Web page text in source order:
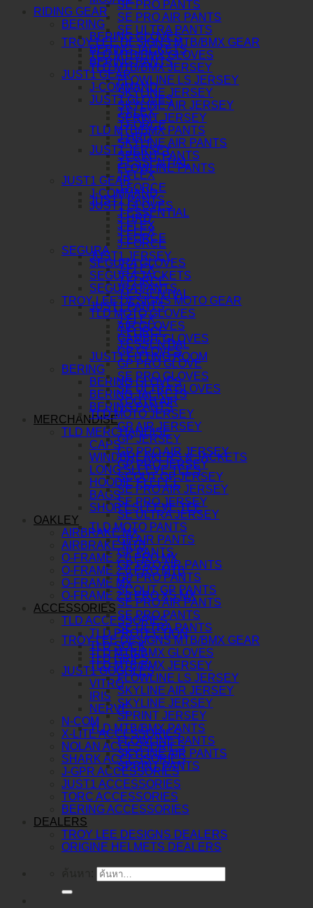
SE PRO PANTS
SE PRO AIR PANTS
SE ULTRA PANTS
TROY LEE DESIGNS MTB/BMX GEAR
TLD MTB/BMX GLOVES
TLD MTB/BMX JERSEY
FLOWLINE LS JERSEY
SKYLINE JERSEY
SKYLINE AIR JERSEY
SPRINT JERSEY
TLD MTB/BMX PANTS
SKYLINE AIR PANTS
SPRINT PANTS
FLOWLINE PANTS
JUST1 GEAR
J-COMMAND
JUST1 GLOVES
J-HRD
J-FLEX
J-FORCE
JUST1 JERSEY
J-FLEX
J-FORCE
J-ESSENTIAL
JUST1 PANTS
J-FLEX
J-FORCE
J-ESSENTIAL
JUST1 FITTING ROOM
BERING
BERING GLOVES
BERING JACKETS
BERING PANTS
MERCHANDISE
TLD MERCHANDISE
CAPS
WINDBREAKERS & JACKETS
LONG SLEEVE TEES
HOODIE FLEECE
BAGS
SHORT SLEEVE TEE
OAKLEY
AIRBRAKE MX
AIRBRAKE MTB
O-FRAME 2.0 PRO MX
O-FRAME 2.0 PRO MTB
O-FRAME MX
O-FRAME 2.0 PRO XS MX
ACCESSORIES
TLD ACCESSORIES
TLD PROTECTION
TLD SOCK
TLD GRIPS
JUST1 GOGGLES
VITRO
IRIS
NERVE
N-COM
X-LITE ACCESSORIES
NOLAN ACCESSORIES
SHARK ACCESSORIES
J-GPR ACCESSORIES
JUST1 ACCESSORIES
TORC ACCESSORIES
BERING ACCESSORIES
DEALERS
TROY LEE DESIGNS DEALERS
ORIGINE HELMETS DEALERS
RIDING GEAR
BERING
BERING GLOVES
BERING JACKETS
BERING PANTS
JUST1 GEAR
J-COMMAND
JUST1 GLOVES
J-FLEX
J-FORCE
J-HRD
JUST1 JERSEY
J-ESSENTIAL
J-FLEX
J-FORCE
JUST1 PANTS
J-ESSENTIAL
J-FLEX
J-FORCE
SEGURA
SEGURA GLOVES
SEGURA JACKETS
SEGURA PANTS
TROY LEE DESIGNS MOTO GEAR
TLD MOTO GLOVES
AIR GLOVES
GAMBIT GLOVES
GP GLOVES
GP PRO GLOVE
SE PRO GLOVES
SE ULTRA GLOVES
YOUTH AIR
TLD MOTO JERSEY
GP AIR JERSEY
GP JERSEY
GP PRO AIR JERSEY
GP PRO JERSEY
SCOUT GP JERSEY
SE PRO AIR JERSEY
SE PRO JERSEY
SE ULTRA JERSEY
TLD MOTO PANTS
GP AIR PANTS
GP PANTS
GP PRO AIR PANTS
GP PRO PANTS
SCOUT GP PANTS
SE PRO AIR PANTS
SE PRO PANTS
SE ULTRA PANTS
TROY LEE DESIGNS MTB/BMX GEAR
TLD MTB/BMX GLOVES
TLD MTB/BMX JERSEY
FLOWLINE LS JERSEY
SKYLINE AIR JERSEY
SKYLINE JERSEY
SPRINT JERSEY
TLD MTB/BMX PANTS
FLOWLINE PANTS
SKYLINE AIR PANTS
SPRINT PANTS